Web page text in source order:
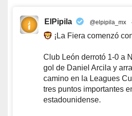
ElPipila @elpipila_mx ·
¡La Fiera comenzó
Club León derrotó 1-0 a
gol de Daniel Arcila y
camino en la Leagues
tres puntos importantes
estadounidense.